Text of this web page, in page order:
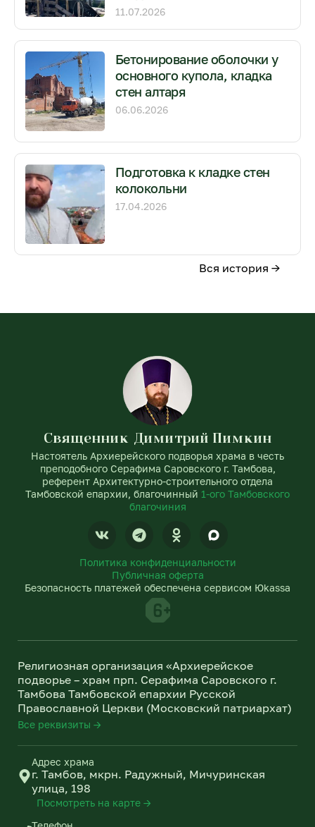
11.07.2026
Бетонирование оболочки у
основного купола, кладка
стен алтаря
06.06.2026
Подготовка к кладке стен
колокольни
17.04.2026
Вся история →
Священник Димитрий Пимкин
Настоятель Архиерейского подворья храма в честь
преподобного Серафима Саровского г. Тамбова,
референт Архитектурно-строительного отдела
Тамбовской епархии, благочинный 1-ого Тамбовского
благочиния
V
k
T
e
e
g
m
O
d
o
k
s
i
k
i
Политика конфиденциальности
Публичная оферта
Безопасность платежей обеспечена сервисом Юkassa
Религиозная организация «Архиерейское
подворье – храм прп. Серафима Саровского г.
Тамбова Тамбовской епархии Русской
Православной Церкви (Московский патриархат)
Все реквизиты →
Адрес храма
г. Тамбов, мкрн. Радужный, Мичуринская
улица, 198
Посмотреть на карте →